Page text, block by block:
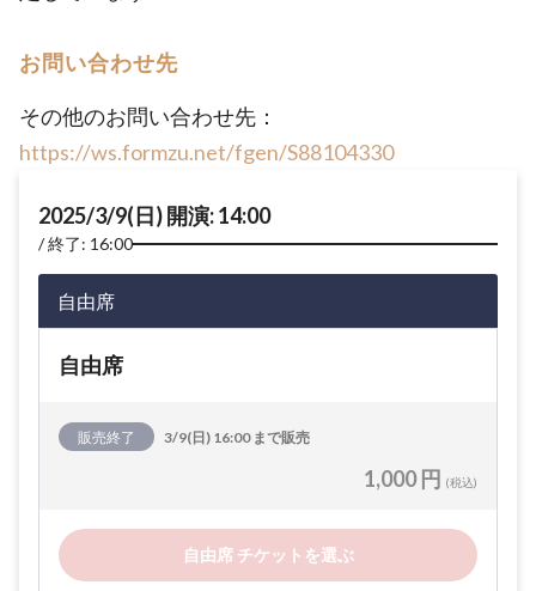
お問い合わせ先
その他のお問い合わせ先：
https://ws.formzu.net/fgen/S88104330
2025/3/9(日) 開演: 14:00
終了: 16:00
自由席
自由席
販売終了 3/9(日) 16:00 まで販売
1,000 円 (税込)
自由席 チケットを選ぶ